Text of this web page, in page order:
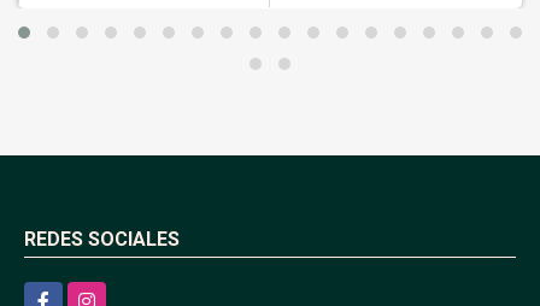
REDES SOCIALES
FacebookInstagram